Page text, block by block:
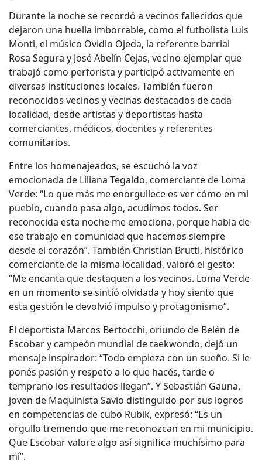
Durante la noche se recordó a vecinos fallecidos que
dejaron una huella imborrable, como el futbolista Luis
Monti, el músico Ovidio Ojeda, la referente barrial
Rosa Segura y José Abelín Cejas, vecino ejemplar que
trabajó como perforista y participó activamente en
diversas instituciones locales. También fueron
reconocidos vecinos y vecinas destacados de cada
localidad, desde artistas y deportistas hasta
comerciantes, médicos, docentes y referentes
comunitarios.
Entre los homenajeados, se escuchó la voz
emocionada de Liliana Tegaldo, comerciante de Loma
Verde: “Lo que más me enorgullece es ver cómo en mi
pueblo, cuando pasa algo, acudimos todos. Ser
reconocida esta noche me emociona, porque habla de
ese trabajo en comunidad que hacemos siempre
desde el corazón”. También Christian Brutti, histórico
comerciante de la misma localidad, valoró el gesto:
“Me encanta que destaquen a los vecinos. Loma Verde
en un momento se sintió olvidada y hoy siento que
esta gestión le devolvió impulso y protagonismo”.
El deportista Marcos Bertocchi, oriundo de Belén de
Escobar y campeón mundial de taekwondo, dejó un
mensaje inspirador: “Todo empieza con un sueño. Si le
ponés pasión y respeto a lo que hacés, tarde o
temprano los resultados llegan”. Y Sebastián Gauna,
joven de Maquinista Savio distinguido por sus logros
en competencias de cubo Rubik, expresó: “Es un
orgullo tremendo que me reconozcan en mi municipio.
Que Escobar valore algo así significa muchísimo para
mí”.